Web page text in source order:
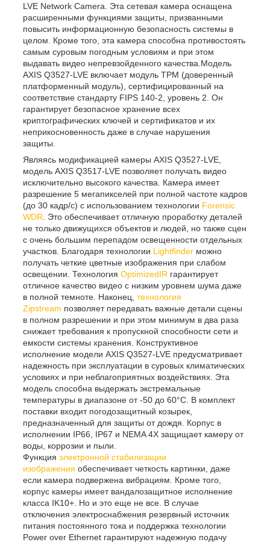
LVE Network Camera. Эта сетевая камера оснащена
расширенными функциями защиты, призванными
повысить информационную безопасность системы в
целом. Кроме того, эта камера способна противостоять
самым суровым погодным условиям и при этом
выдавать видео непревзойденного качества.Модель
AXIS Q3527-LVE включает модуль TPM (доверенный
платформенный модуль), сертифицированный на
соответствие стандарту FIPS 140-2, уровень 2. Он
гарантирует безопасное хранение всех
криптографических ключей и сертификатов и их
неприкосновенность даже в случае нарушения
защиты.
Являясь модификацией камеры AXIS Q3527-LVE,
модель AXIS Q3517-LVE позволяет получать видео
исключительно высокого качества. Камера имеет
разрешение 5 мегапикселей при полной частоте кадров
(до 30 кадр/с) с использованием технологии Forensic
WDR . Это обеспечивает отличную проработку деталей
не только движущихся объектов и людей, но также сцен
с очень большим перепадом освещенности отдельных
участков. Благодаря технологии Lightfinder можно
получать четкие цветные изображения при слабом
освещении. Технология OptimizedIR гарантирует
отличное качество видео с низким уровнем шума даже
в полной темноте. Наконец, технология
Zipstream позволяет передавать важные детали сцены
в полном разрешении и при этом минимум в два раза
снижает требования к пропускной способности сети и
емкости системы хранения. Конструктивное
исполнение модели AXIS Q3527-LVE предусматривает
надежность при эксплуатации в суровых климатических
условиях и при неблагоприятных воздействиях. Эта
модель способна выдержать экстремальные
температуры в диапазоне от -50 до 60°C. В комплект
поставки входит погодозащитный козырек,
предназначенный для защиты от дождя. Корпус в
исполнении IP66, IP67 и NEMA 4X защищает камеру от
воды, коррозии и пыли.
Функция электронной стабилизации
изображения обеспечивает четкость картинки, даже
если камера подвержена вибрациям. Кроме того,
корпус камеры имеет вандалозащитное исполнение
класса IK10+. Но и это еще не все. В случае
отключения электроснабжения резервный источник
питания постоянного тока и поддержка технологии
Power over Ethernet гарантируют надежную подачу